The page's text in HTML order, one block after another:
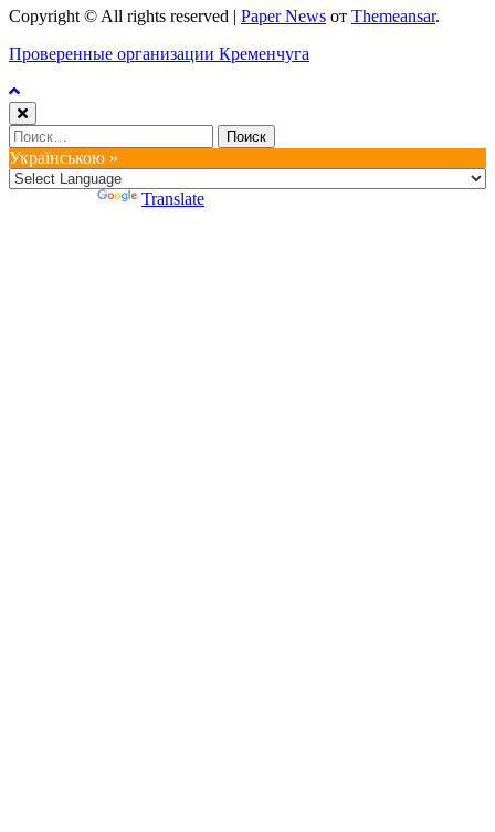
Copyright © All rights reserved | Paper News от Themeansar.
Проверенные организации Кременчуга
Найти:
Українською »
Translate